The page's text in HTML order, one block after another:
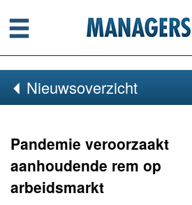
Menu
Nieuwsoverzicht
Pandemie veroorzaakt
aanhoudende rem op
arbeidsmarkt